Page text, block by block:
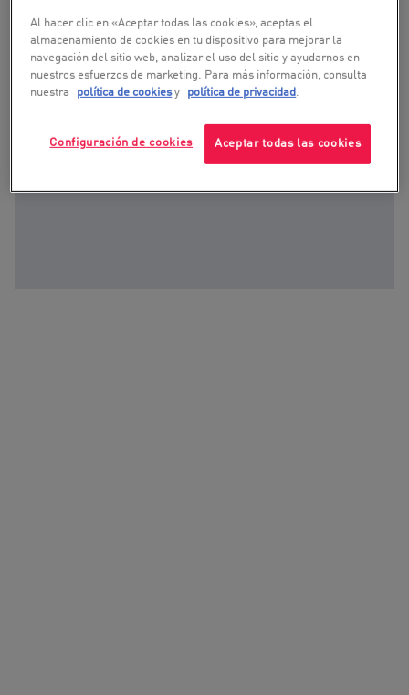
Al hacer clic en «Aceptar todas las cookies», aceptas el
almacenamiento de cookies en tu dispositivo para mejorar la
navegación del sitio web, analizar el uso del sitio y ayudarnos en
nuestros esfuerzos de marketing. Para más información, consulta
nuestra
política de cookiesy política de privacidad.
Aceptar todas las cookies
Configuración de cookies